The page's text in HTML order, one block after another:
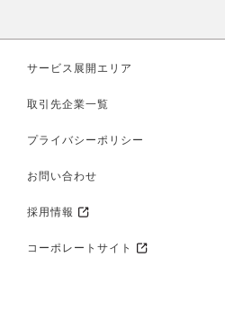
サービス展開エリア
取引先企業一覧
プライバシーポリシー
お問い合わせ
採用情報
コーポレートサイト